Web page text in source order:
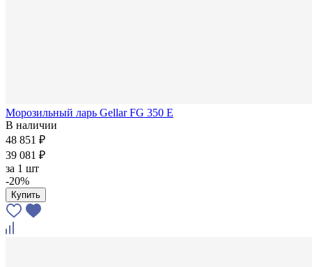
Морозильный ларь Gellar FG 350 E
В наличии
48 851 ₽
39 081 ₽
за 1 шт
-20%
Купить